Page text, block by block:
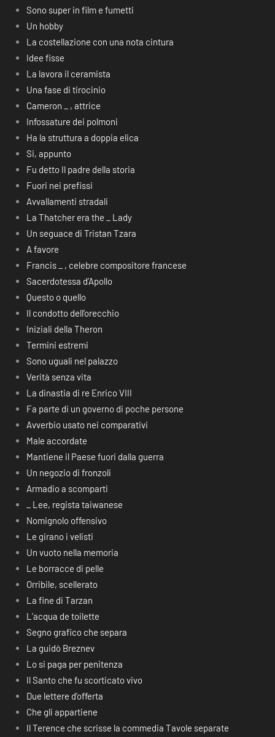
Sono super in film e fumetti
Un hobby
La costellazione con una nota cintura
Idee fisse
La lavora il ceramista
Una fase di tirocinio
Cameron _ , attrice
Infossature dei polmoni
Ha la struttura a doppia elica
Si, appunto
Fu detto Il padre della storia
Fuori nei prefissi
Avvallamenti stradali
La Thatcher era the _ Lady
Un seguace di Tristan Tzara
A favore
Francis _ , celebre compositore francese
Sacerdotessa d’Apollo
Questo o quello
Il condotto dell’orecchio
Iniziali della Theron
Termini estremi
Sono uguali nel palazzo
Verità senza vita
La dinastia di re Enrico VIII
Fa parte di un governo di poche persone
Avverbio usato nei comparativi
Male accordate
Mantiene il Paese fuori dalla guerra
Un negozio di fronzoli
Armadio a scomparti
_ Lee, regista taiwanese
Nomignolo offensivo
Le girano i velisti
Un vuoto nella memoria
Le borracce di pelle
Orribile, scellerato
La fine di Tarzan
L’acqua de toilette
Segno grafico che separa
La guidò Breznev
Lo si paga per penitenza
Il Santo che fu scorticato vivo
Due lettere d’offerta
Che gli appartiene
Il Terence che scrisse la commedia Tavole separate